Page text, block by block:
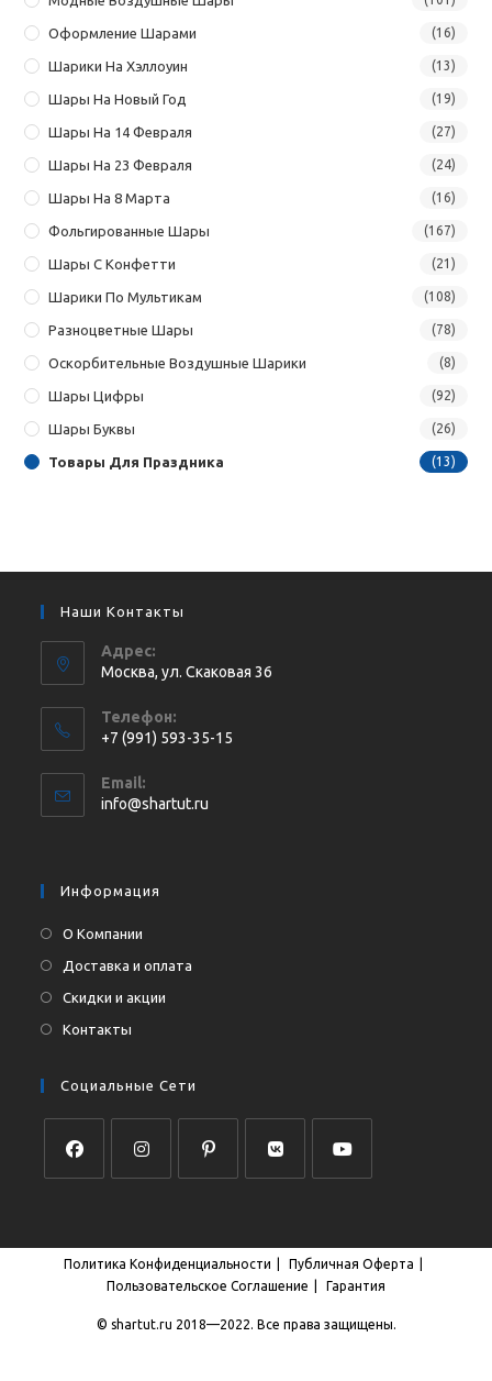
Оформление Шарами (16)
Шарики На Хэллоуин (13)
Шары На Новый Год (19)
Шары На 14 Февраля (27)
Шары На 23 Февраля (24)
Шары На 8 Марта (16)
Фольгированные Шары (167)
Шары С Конфетти (21)
Шарики По Мультикам (108)
Разноцветные Шары (78)
Оскорбительные Воздушные Шарики (8)
Шары Цифры (92)
Шары Буквы (26)
Товары Для Праздника (13)
Наши Контакты
Адрес:
Москва, ул. Cкаковая 36
Телефон:
+7 (991) 593-35-15
в
вашем
Email:
info@shartut.ru
Информация
О Компании
Доставка и оплата
Скидки и акции
Контакты
Социальные Сети
новой
вкладке
новой
вкладке
новой
вкладке
новой
вкладке
новой
вкладке
Политика Конфиденциальности
Публичная Оферта
Пользовательское Соглашение
Гарантия
© shartut.ru 2018—2022. Все права защищены.